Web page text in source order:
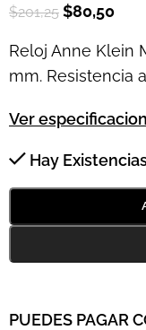
$201,25 $80,50
Reloj Anne Klein
mm. Resistencia
Ver
Hay
PUEDES PAGAR